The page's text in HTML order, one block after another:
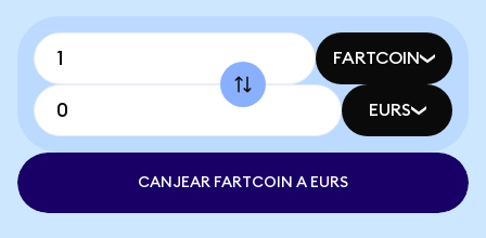
FARTCOIN
EURS
CANJEAR FARTCOIN A EURS